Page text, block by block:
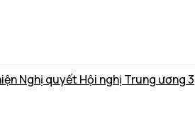
Quán triệt và triển khai thực hiện Nghị quyết Hội nghị Trung ương 3